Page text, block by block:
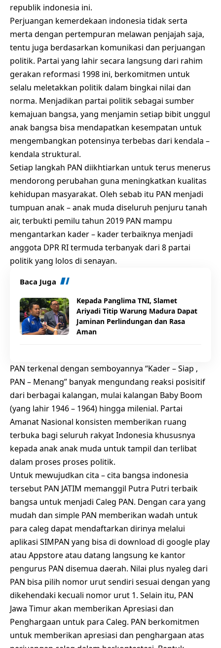
republik indonesia ini.
Perjuangan kemerdekaan indonesia tidak serta
merta dengan pertempuran melawan penjajah saja,
tentu juga berdasarkan komunikasi dan perjuangan
politik. Partai yang lahir secara langsung dari rahim
gerakan reformasi 1998 ini, berkomitmen untuk
selalu meletakkan politik dalam bingkai nilai dan
norma. Menjadikan partai politik sebagai sumber
kemajuan bangsa, yang menjamin setiap bibit unggul
anak bangsa bisa mendapatkan kesempatan untuk
mengembangkan potensinya terbebas dari kendala –
kendala struktural.
Setiap langkah PAN diikhtiarkan untuk terus menerus
mendorong perubahan guna meningkatkan kualitas
kehidupan masyarakat. Oleh sebab itu PAN menjadi
tumpuan anak – anak muda diseluruh penjuru tanah
air, terbukti pemilu tahun 2019 PAN mampu
mengantarkan kader – kader terbaiknya menjadi
anggota DPR RI termuda terbanyak dari 8 partai
politik yang lolos di senayan.
Baca Juga
Kepada Panglima TNI, Slamet
Ariyadi Titip Warung Madura Dapat
Jaminan Perlindungan dan Rasa
Aman
PAN terkenal dengan semboyannya “Kader – Siap ,
PAN – Menang” banyak mengundang reaksi posisitif
dari berbagai kalangan, mulai kalangan Baby Boom
(yang lahir 1946 – 1964) hingga milenial. Partai
Amanat Nasional konsisten memberikan ruang
terbuka bagi seluruh rakyat Indonesia khususnya
kepada anak anak muda untuk tampil dan terlibat
dalam proses proses politik.
Untuk mewujudkan cita – cita bangsa indonesia
tersebut PAN JATIM memanggil Putra Putri terbaik
bangsa untuk menjadi Caleg PAN. Dengan cara yang
mudah dan simple PAN memberikan wadah untuk
para caleg dapat mendaftarkan dirinya melalui
aplikasi SIMPAN yang bisa di download di google play
atau Appstore atau datang langsung ke kantor
pengurus PAN disemua daerah. Nilai plus nyaleg dari
PAN bisa pilih nomor urut sendiri sesuai dengan yang
dikehendaki kecuali nomor urut 1. Selain itu, PAN
Jawa Timur akan memberikan Apresiasi dan
Penghargaan untuk para Caleg. PAN berkomitmen
untuk memberikan apresiasi dan penghargaan atas